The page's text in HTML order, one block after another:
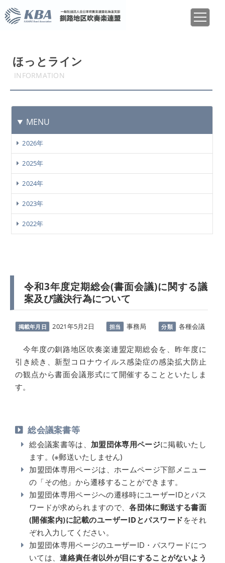
ほっとライン
INFORMATION
MENU
2026年
2025年
2024年
2023年
2022年
令和3年度定期総会(書面会議)に関する議
案及び議決行為について
掲載年月日 2021年5月2日 担当 事務局 分類 各種会議
今年度の釧路地区吹奏楽連盟定期総会を、昨年度に
引き続き、新型コロナウイルス感染症の感染拡大防止
の観点から書面会議形式にて開催することといたしま
す。
総会議案書等
総会議案書等は、 加盟団体専用ページに掲載いたし
ます。(※郵送いたしません)
加盟団体専用ページは、ホームページ下部メニュー
の「その他」から遷移することができます。
加盟団体専用ページへの遷移時にユーザーIDとパス
ワードが求められますので、各団体に郵送する書面
(開催案内)に記載のユーザーIDとパスワード をそれ
ぞれ入力してください。
加盟団体専用ページのユーザーID・パスワードにつ
いては、連絡責任者以外が目にすることがないよう